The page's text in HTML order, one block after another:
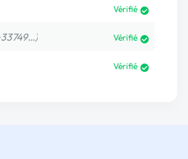
Vérifié
Vérifié
Vérifié